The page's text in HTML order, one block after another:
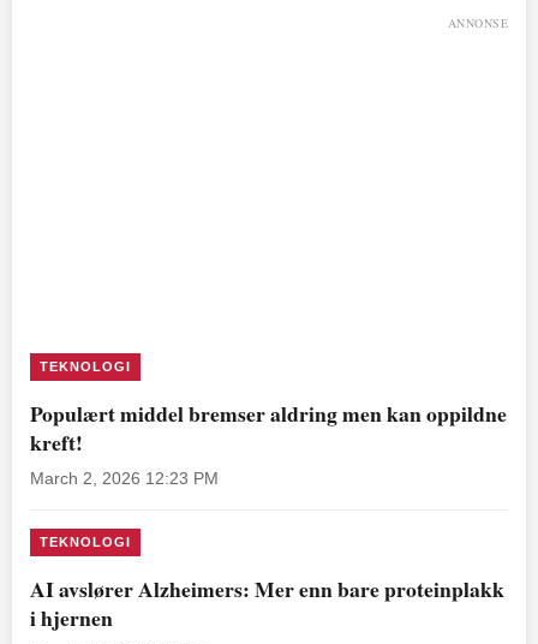
ANNONSE
TEKNOLOGI
Populært middel bremser aldring men kan oppildne
kreft!
March 2, 2026 12:23 PM
TEKNOLOGI
AI avslører Alzheimers: Mer enn bare proteinplakk
i hjernen